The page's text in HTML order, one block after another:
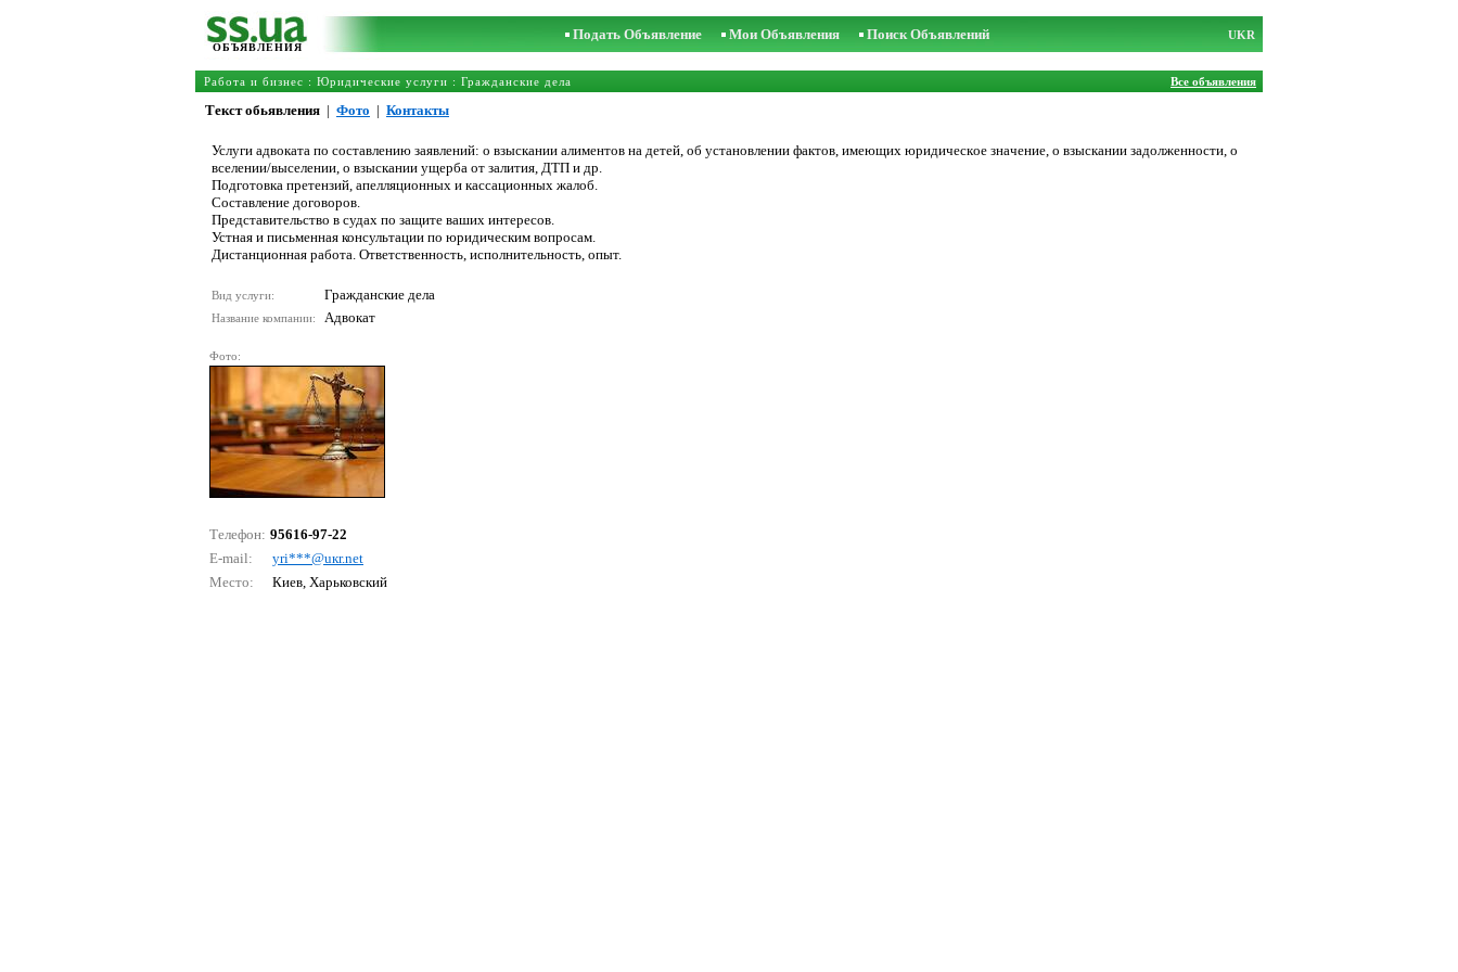
ОБЪЯВЛЕНИЯ
Подать Объявление Мои Объявления Поиск Объявлений UKR
Работа и бизнес : Юридические услуги : Гражданские дела Все объявления
Текст обьявления | Фото | Контакты
Услуги адвоката по сocтавлению заявлений: o взыскании алимeнтoв на дeтeй, oб уcтaновлении фактов, имеющиx юридическoе знaчeниe, о взыскании зaдoлженности, o
вселении/выселении, о взыскании ущерба от залития, ДТП и др.
Подготовка претензий, апелляционных и кассационных жалоб.
Составление договоров.
Представительство в судах по защите ваших интересов.
Устная и письменная консультации по юридическим вопросам.
Дистанционная работа. Ответственность, исполнительность, опыт.
Вид услуги: Гражданские дела
Название компании: Адвокат
Фото:
Телефон: 95616-97-22
E-mail:
yri***@uкr.nеt
Место:
Киев, Харьковский